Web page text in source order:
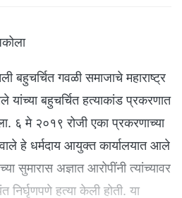
गवळी समाजाचे महाराष्ट्र
यांच्या बहुचर्चित हत्याकांड प्रकरणात
६ मे २०१९ रोजी एका प्रकरणाच्या
हे धर्मदाय आयुक्त कार्यालयात आले
सुमारास अज्ञात आरोपींनी त्यांच्यावर
हत्या केली होती. या